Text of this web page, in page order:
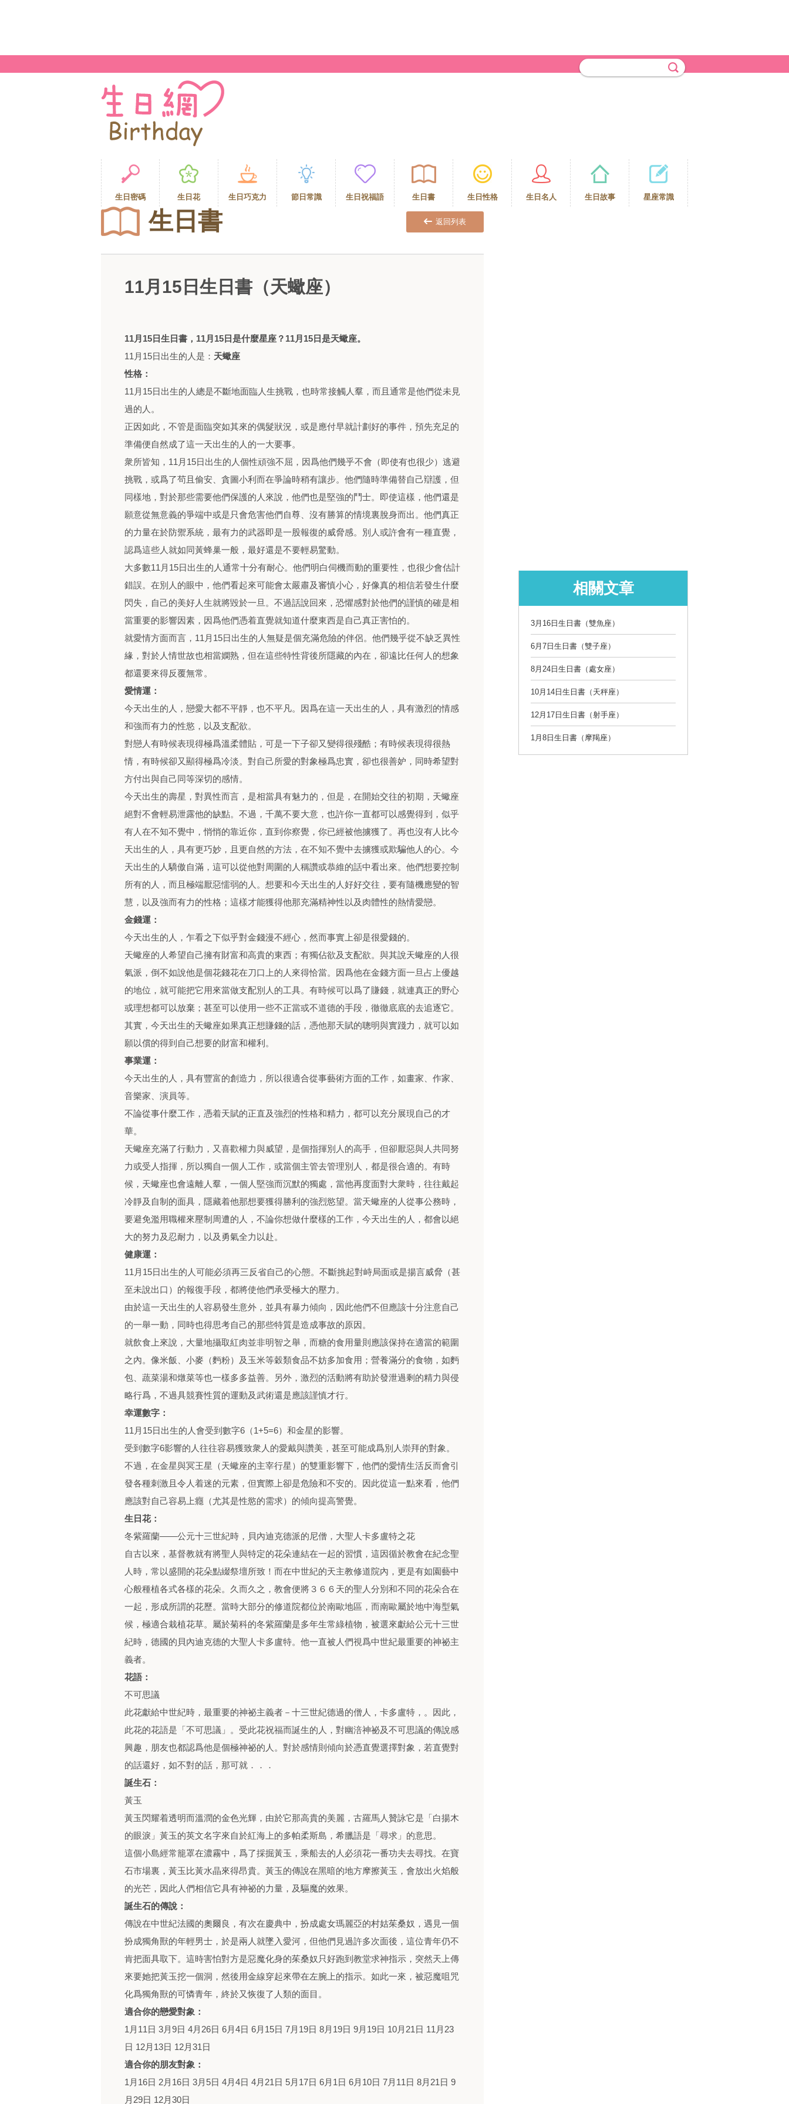
生日密碼 生日花 生日巧克力 節日常識 生日祝福語 生日書 生日性格 生日名人 生日故事 星座常識
生日書 返回列表
11月15日生日書（天蠍座）
11月15日生日書，11月15日是什麼星座？11月15日是天蠍座。
11月15日出生的人是： 天蠍座
性格：
11月15日出生的人總是不斷地面臨人生挑戰，也時常接觸人羣，而且通常是他們從未見
過的人。
正因如此，不管是面臨突如其來的偶髮狀況，或是應付早就計劃好的事件，預先充足的
準備便自然成了這一天出生的人的一大要事。
衆所皆知，11月15日出生的人個性頑強不屈，因爲他們幾乎不會（即使有也很少）逃避
挑戰，或爲了茍且偷安、貪圖小利而在爭論時稍有讓步。他們隨時準備替自己辯護，但
同樣地，對於那些需要他們保護的人來說，他們也是堅強的鬥士。即使這樣，他們還是
願意從無意義的爭端中或是只會危害他們自尊、沒有勝算的情境裏脫身而出。他們真正
的力量在於防禦系統，最有力的武器即是一股報復的威脅感。別人或許會有一種直覺，
認爲這些人就如同黃蜂巢一般，最好還是不要輕易驚動。
大多數11月15日出生的人通常十分有耐心。他們明白伺機而動的重要性，也很少會估計
錯誤。在別人的眼中，他們看起來可能會太嚴肅及審慎小心，好像真的相信若發生什麼
閃失，自己的美好人生就將毀於一旦。不過話說回來，恐懼感對於他們的謹慎的確是相
當重要的影響因素，因爲他們憑着直覺就知道什麼東西是自己真正害怕的。
就愛情方面而言，11月15日出生的人無疑是個充滿危險的伴侶。他們幾乎從不缺乏異性
緣，對於人情世故也相當嫻熟，但在這些特性背後所隱藏的內在，卻遠比任何人的想象
都還要來得反覆無常。
愛情運：
今天出生的人，戀愛大都不平靜，也不平凡。因爲在這一天出生的人，具有激烈的情感
和強而有力的性慾，以及支配欲。
對戀人有時候表現得極爲溫柔體貼，可是一下子卻又變得很殘酷；有時候表現得很熱
情，有時候卻又顯得極爲冷淡。對自己所愛的對象極爲忠實，卻也很善妒，同時希望對
方付出與自己同等深切的感情。
今天出生的壽星，對異性而言，是相當具有魅力的，但是，在開始交往的初期，天蠍座
絕對不會輕易泄露他的缺點。不過，千萬不要大意，也許你一直都可以感覺得到，似乎
有人在不知不覺中，悄悄的靠近你，直到你察覺，你已經被他擄獲了。再也沒有人比今
天出生的人，具有更巧妙，且更自然的方法，在不知不覺中去擄獲或欺騙他人的心。今
天出生的人驕傲自滿，這可以從他對周圍的人稱讚或恭維的話中看出來。他們想要控制
所有的人，而且極端厭惡懦弱的人。想要和今天出生的人好好交往，要有隨機應變的智
慧，以及強而有力的性格；這樣才能獲得他那充滿精神性以及肉體性的熱情愛戀。
金錢運：
今天出生的人，乍看之下似乎對金錢漫不經心，然而事實上卻是很愛錢的。
天蠍座的人希望自己擁有財富和高貴的東西；有獨佔欲及支配欲。與其說天蠍座的人很
氣派，倒不如說他是個花錢花在刀口上的人來得恰當。因爲他在金錢方面一旦占上優越
的地位，就可能把它用來當做支配別人的工具。有時候可以爲了賺錢，就連真正的野心
或理想都可以放棄；甚至可以使用一些不正當或不道德的手段，徹徹底底的去追逐它。
其實，今天出生的天蠍座如果真正想賺錢的話，憑他那天賦的聰明與實踐力，就可以如
願以償的得到自己想要的財富和權利。
事業運：
今天出生的人，具有豐富的創造力，所以很適合從事藝術方面的工作，如畫家、作家、
音樂家、演員等。
不論從事什麼工作，憑着天賦的正直及強烈的性格和精力，都可以充分展現自己的才
華。
天蠍座充滿了行動力，又喜歡權力與威望，是個指揮別人的高手，但卻厭惡與人共同努
力或受人指揮，所以獨自一個人工作，或當個主管去管理別人，都是很合適的。有時
候，天蠍座也會遠離人羣，一個人堅強而沉默的獨處，當他再度面對大衆時，往往戴起
冷靜及自制的面具，隱藏着他那想要獲得勝利的強烈慾望。當天蠍座的人從事公務時，
要避免濫用職權來壓制周遭的人，不論你想做什麼樣的工作，今天出生的人，都會以絕
大的努力及忍耐力，以及勇氣全力以赴。
健康運：
11月15日出生的人可能必須再三反省自己的心態。不斷挑起對峙局面或是揚言威脅（甚
至未說出口）的報復手段，都將使他們承受極大的壓力。
由於這一天出生的人容易發生意外，並具有暴力傾向，因此他們不但應該十分注意自己
的一舉一動，同時也得思考自己的那些特質是造成事故的原因。
就飲食上來說，大量地攝取紅肉並非明智之舉，而糖的食用量則應該保持在適當的範圍
之內。像米飯、小麥（麪粉）及玉米等穀類食品不妨多加食用；營養滿分的食物，如麪
包、蔬菜湯和燉菜等也一樣多多益善。另外，激烈的活動將有助於發泄過剩的精力與侵
略行爲，不過具競賽性質的運動及武術還是應該謹慎才行。
幸運數字：
11月15日出生的人會受到數字6（1+5=6）和金星的影響。
受到數字6影響的人往往容易獲致衆人的愛戴與讚美，甚至可能成爲別人崇拜的對象。
不過，在金星與冥王星（天蠍座的主宰行星）的雙重影響下，他們的愛情生活反而會引
發各種刺激且令人着迷的元素，但實際上卻是危險和不安的。因此從這一點來看，他們
應該對自己容易上癮（尤其是性慾的需求）的傾向提高警覺。
生日花：
冬紫羅蘭——公元十三世紀時，貝內迪克德派的尼僧，大聖人卡多盧特之花
自古以來，基督教就有將聖人與特定的花朵連結在一起的習慣，這因循於教會在紀念聖
人時，常以盛開的花朵點綴祭壇所致！而在中世紀的天主教修道院內，更是有如園藝中
心般種植各式各樣的花朵。久而久之，教會便將３６６天的聖人分別和不同的花朵合在
一起，形成所謂的花歷。當時大部分的修道院都位於南歐地區，而南歐屬於地中海型氣
候，極適合栽植花草。屬於菊科的冬紫羅蘭是多年生常綠植物，被選來獻給公元十三世
紀時，德國的貝內迪克德的大聖人卡多盧特。他一直被人們視爲中世紀最重要的神祕主
義者。
花語：
不可思議
此花獻給中世紀時，最重要的神祕主義者－十三世紀德過的僧人，卡多盧特，。因此，
此花的花語是「不可思議」。受此花祝福而誕生的人，對幽涪神祕及不可思議的傳說感
興趣，朋友也都認爲他是個極神祕的人。對於感情則傾向於憑直覺選擇對象，若直覺對
的話還好，如不對的話，那可就．．．
誕生石：
黃玉
黃玉閃耀着透明而溫潤的金色光輝，由於它那高貴的美麗，古羅馬人贊詠它是「白揚木
的眼淚」黃玉的英文名字來自於紅海上的多帕柔斯島，希臘語是「尋求」的意思。
這個小島經常籠罩在濃霧中，爲了採掘黃玉，乘船去的人必須花一番功夫去尋找。在寶
石市場裏，黃玉比黃水晶來得昂貴。黃玉的傳說在黑暗的地方摩擦黃玉，會放出火焰般
的光芒，因此人們相信它具有神祕的力量，及驅魔的效果。
誕生石的傳說：
傳說在中世紀法國的奧爾良，有次在慶典中，扮成處女瑪麗亞的村姑茱桑奴，遇見一個
扮成獨角獸的年輕男士，於是兩人就墜入愛河，但他們見過許多次面後，這位青年仍不
肯把面具取下。這時害怕對方是惡魔化身的茱桑奴只好跑到教堂求神指示，突然天上傳
來要她把黃玉挖一個洞，然後用金線穿起來帶在左腕上的指示。如此一來，被惡魔咀咒
化爲獨角獸的可憐青年，終於又恢復了人類的面目。
適合你的戀愛對象：
1月11日 3月9日 4月26日 6月4日 6月15日 7月19日 8月19日 9月19日 10月21日 11月23
日 12月13日 12月31日
適合你的朋友對象：
1月16日 2月16日 3月5日 4月4日 4月21日 5月17日 6月1日 6月10日 7月11日 8月21日 9
月29日 12月30日
相關文章
3月16日生日書（雙魚座）
6月7日生日書（雙子座）
8月24日生日書（處女座）
10月14日生日書（天秤座）
12月17日生日書（射手座）
1月8日生日書（摩羯座）